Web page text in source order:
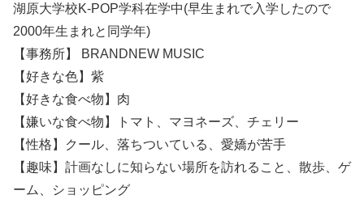
湖原大学校K-POP学科在学中(早生まれで入学したので
2000年生まれと同学年)
【事務所】 BRANDNEW MUSIC
【好きな色】紫
【好きな食べ物】肉
【嫌いな食べ物】トマト、マヨネーズ、チェリー
【性格】クール、落ちついている、愛嬌が苦手
【趣味】計画なしに知らない場所を訪れること、散歩、ゲ
ーム、ショッピング